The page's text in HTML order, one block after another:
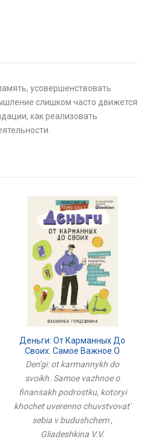
усовершенствовать
слишком часто движется
как реализовать
Деньги: От Карманных До
Своих. Самое Важное О
Финансах Подростку,
Который Хочет Уверенно
Чувствовать Себя В
Будущем
Den'gi: ot karmannykh do
svoikh. Samoe vazhnoe o
finansakh podrostku, kotoryi
khochet uverenno chuvstvovat'
sebia v budushchem ,
Gliadeshkina V.V.